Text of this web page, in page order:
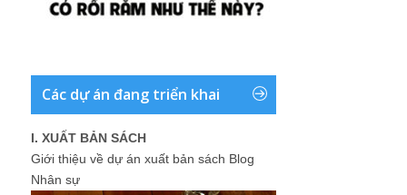
Các dự án đang triển khai
I. XUẤT BẢN SÁCH
Giới thiệu về dự án xuất bản sách Blog
Nhân sự